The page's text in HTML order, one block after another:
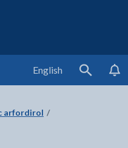
English
Search
arfordirol